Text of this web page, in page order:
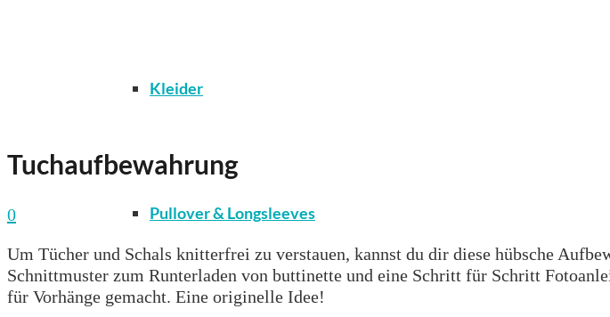
Kleider
Pullover & Longsleeves
Tuchaufbewahrung
0
Um Tücher und Schals knitterfrei zu verstauen, kannst du dir diese hübsche
Schnittmuster zum Runterladen von buttinette und eine Schritt für Schritt
für Vorhänge gemacht. Eine originelle Idee!